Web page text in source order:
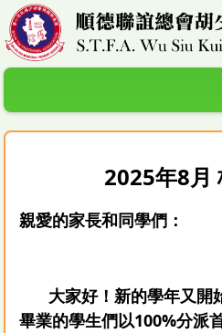
2025年8月
親愛的家長和同學們：
大家好！新的學年又開
畢業的學生們以100%分派